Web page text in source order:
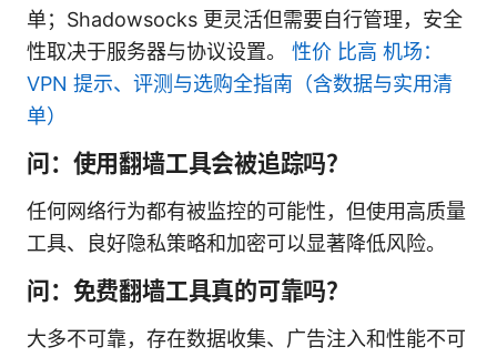
单；Shadowsocks 更灵活但需要自行管理，安全
性取决于服务器与协议设置。 性价 比高 机场：
VPN 提示、评测与选购全指南（含数据与实用清
单）
问：使用翻墙工具会被追踪吗？
任何网络行为都有被监控的可能性，但使用高质量
工具、良好隐私策略和加密可以显著降低风险。
问：免费翻墙工具真的可靠吗？
大多不可靠，存在数据收集、广告注入和性能不可